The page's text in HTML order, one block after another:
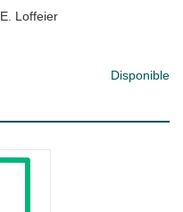
E. Loffeier
Disponible